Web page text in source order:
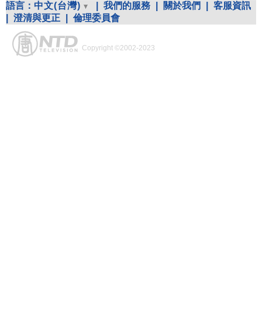
語言： 中文(台灣) 我們的服務 關於我們
客服資訊
澄清與更正 倫理委員會
Copyright ©2002-2023